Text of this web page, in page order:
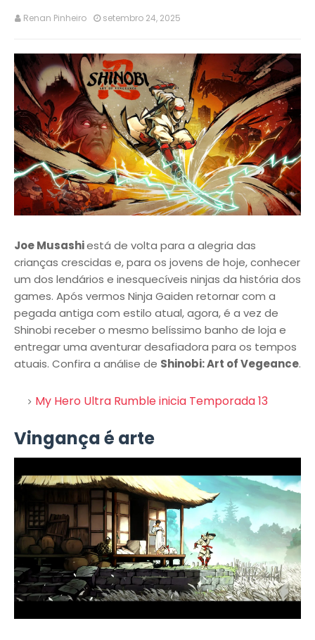
Renan Pinheiro setembro 24, 2025
Joe Musashiestá de volta para a alegria das
crianças crescidas e, para os jovens de hoje, conhecer
um dos lendários e inesquecíveis ninjas da história dos
games. Após vermos Ninja Gaiden retornar com a
pegada antiga com estilo atual, agora, é a vez de
Shinobi receber o mesmo belíssimo banho de loja e
entregar uma aventurar desafiadora para os tempos
atuais. Confira a análise de Shinobi: Art of Vegeance.
My Hero Ultra Rumble inicia Temporada 13
Vingança é arte